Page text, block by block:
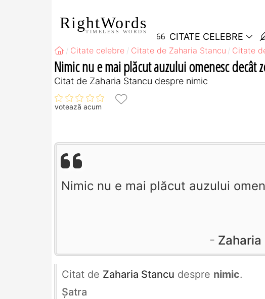
RightWords
TIMELESS WORDS CITATE CELEBRE
Citate celebre Citate de Zaharia Stancu Citate
Nimic nu e mai plăcut auzului omenesc decât
Citat de Zaharia Stancu despre nimic
votează acum
Nimic nu e mai plăcut auzului
Zaharia
Citat de Zaharia Stancu despre nimic.
Şatra